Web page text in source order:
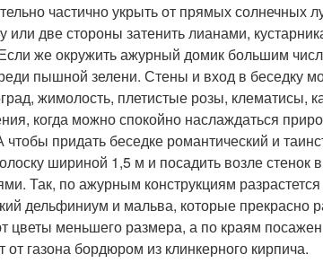
частично укрыть от прямых солнечных
две стороны затенить лианами,
же окружить ажурный домик большим
пышной зелени. Стены и вход в беседку
жимолость, плетистые розы, клематисы,
когда можно спокойно наслаждаться
придать беседке романтический и
шириной 1,5 м и посадить возле стенок
Так, по ажурным конструкциям
дельфиниум и мальва, которые прекрасно
меньшего размера, а по краям
газона бордюром из клинкерного кирпича.